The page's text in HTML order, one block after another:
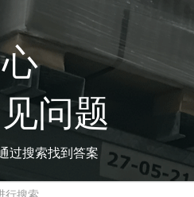
问题
过搜索找到答案